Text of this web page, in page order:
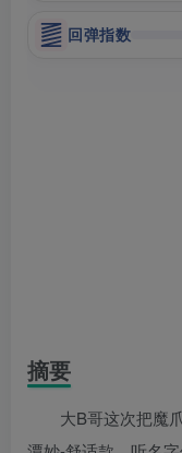
回弹指数
摘要
大B哥这次把魔